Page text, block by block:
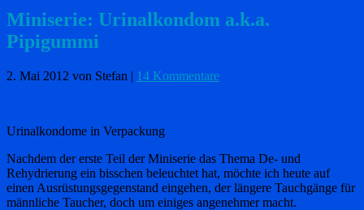
Miniserie: Urinalkondom a.k.a.
Pipigummi
2. Mai 2012 von Stefan | 14 Kommentare
Urinalkondome in Verpackung
Nachdem der erste Teil der Miniserie das Thema De- und
Rehydrierung ein bisschen beleuchtet hat, möchte ich heute auf
einen Ausrüstungsgegenstand eingehen, der längere Tauchgänge für
männliche Taucher, doch um einiges angenehmer macht.